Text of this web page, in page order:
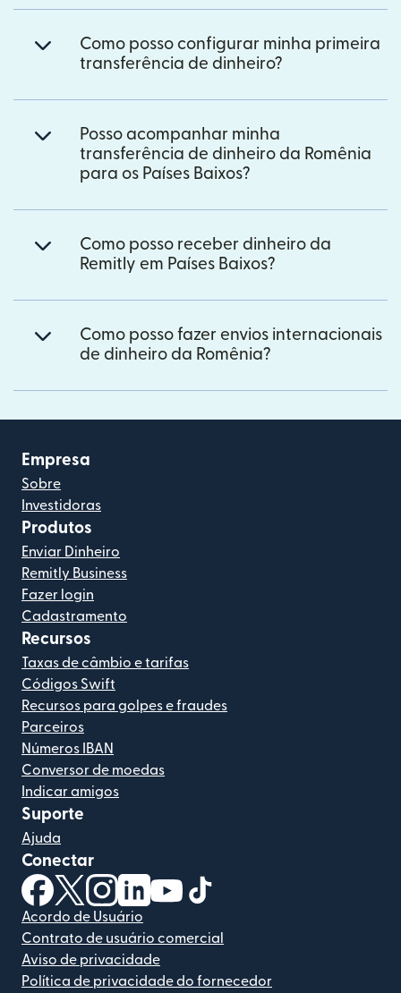
Como posso configurar minha primeira
transferência de dinheiro?
Posso acompanhar minha
transferência de dinheiro da Romênia
para os Países Baixos?
Como posso receber dinheiro da
Remitly em Países Baixos?
Como posso fazer envios internacionais
de dinheiro da Romênia?
Empresa
Sobre
Investidoras
Produtos
Enviar Dinheiro
Remitly Business
Fazer login
Cadastramento
Recursos
Taxas de câmbio e tarifas
Códigos Swift
Recursos para golpes e fraudes
Parceiros
Números IBAN
Conversor de moedas
Indicar amigos
Suporte
Ajuda
Conectar
(abre em uma nova janela)
(abre em uma nova janela)
(abre em uma nova janela)
(abre em uma nova janela)
(abre em uma nova janela)
Acordo de Usuário
Contrato de usuário comercial
Aviso de privacidade
Política de privacidade do fornecedor